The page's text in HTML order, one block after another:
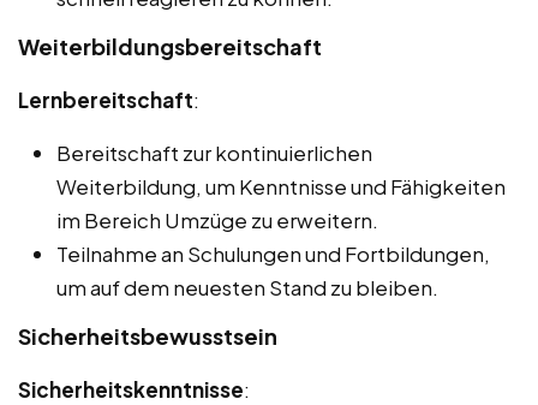
Weiterbildungsbereitschaft
Lernbereitschaft:
Bereitschaft zur kontinuierlichen
Weiterbildung, um Kenntnisse und Fähigkeiten
im Bereich Umzüge zu erweitern.
Teilnahme an Schulungen und Fortbildungen,
um auf dem neuesten Stand zu bleiben.
Sicherheitsbewusstsein
Sicherheitskenntnisse: